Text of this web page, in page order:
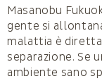
Masanobu
gente si
malattia è
separazione. Se
ambiente sano